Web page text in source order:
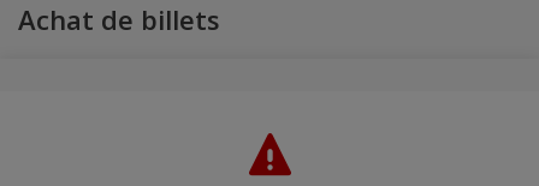
Achat de billets